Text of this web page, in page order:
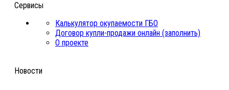
Сервисы
Калькулятор окупаемости ГБО
Договор купли-продажи онлайн (заполнить)
О проекте
Новости